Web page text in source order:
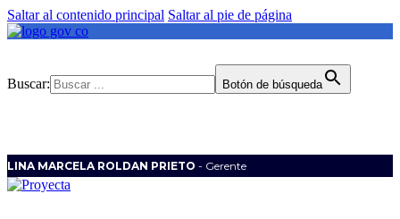
Saltar al contenido principal Saltar al pie de página
Buscar: Botón de búsqueda
LINA MARCELA ROLDAN PRIETO - Gerente